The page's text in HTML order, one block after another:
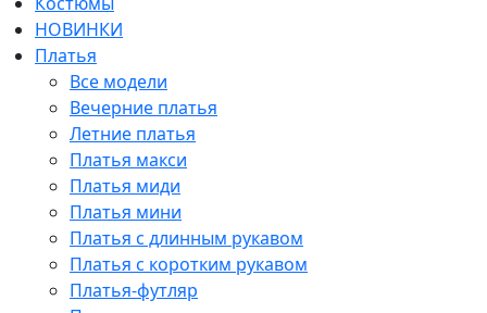
НОВИНКИ
Платья
Все модели
Вечерние платья
Летние платья
Платья макси
Платья миди
Платья мини
Платья с длинным рукавом
Платья с коротким рукавом
Платья-футляр